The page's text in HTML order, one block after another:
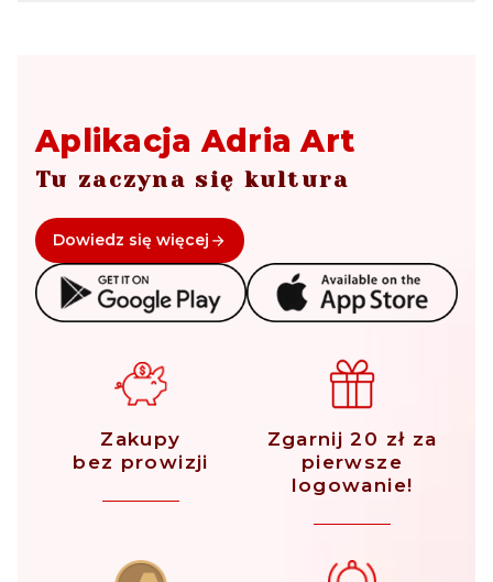
Aplikacja Adria Art
Tu zaczyna się kultura
Dowiedz się więcej
Zakupy
bez prowizji
Zgarnij 20 zł za
pierwsze
logowanie!